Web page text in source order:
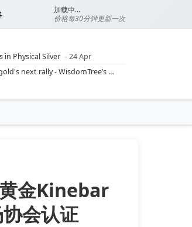
加载中...
价格每30分钟更新一次
Physical Silver - 24 Apr
Rising inflation may push real rates lower, setting the stage for gold's next rally - WisdomTree’s Shah (Kitco 9 Jun 2026)
Silver’s ‘great rotation’: Tech selloff to fuel rush into precious metals, says Jen Bawden (Kitco - 20 May)
金Kinebar
会认证